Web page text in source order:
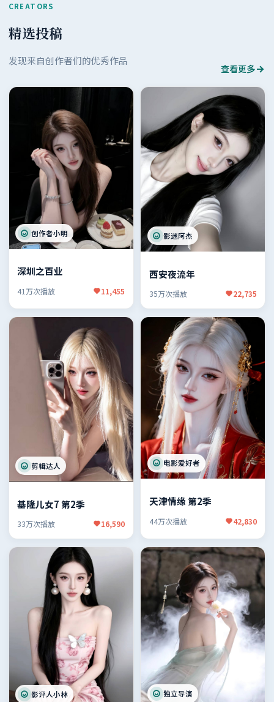
CREATORS
精选投稿
发现来自创作者们的优秀作品
查看更多
创作者小明
深圳之百业
41万次播放 11,455
影迷阿杰
西安夜流年
35万次播放 22,735
剪辑达人
基隆儿女7 第2季
33万次播放 16,590
电影爱好者
天津情缘 第2季
44万次播放 42,830
影评人小林 独立导演